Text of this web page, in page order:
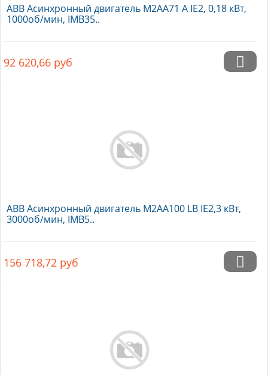
ABB Асинхронный двигатель M2AA71 A IE2, 0,18 кВт,
1000об/мин, IMB35..
92 620,66 руб
ABB Асинхронный двигатель M2AA100 LB IE2,3 кВт,
3000об/мин, IMB5..
156 718,72 руб